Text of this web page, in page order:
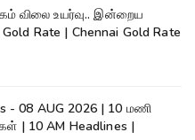
விலை உயர்வு.. இன்றைய
Rate | Chennai Gold Rate
- 08 AUG 2026 | 10 மணி
| 10 AM Headlines |